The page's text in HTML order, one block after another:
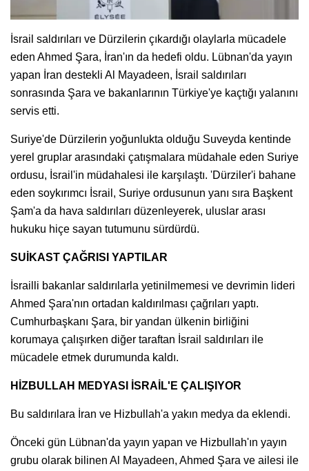
İsrail saldırıları ve Dürzilerin çıkardığı olaylarla mücadele
eden Ahmed Şara, İran'ın da hedefi oldu. Lübnan'da yayın
yapan İran destekli Al Mayadeen, İsrail saldırıları
sonrasında Şara ve bakanlarının Türkiye'ye kaçtığı yalanını
servis etti.
Suriye'de Dürzilerin yoğunlukta olduğu Suveyda kentinde
yerel gruplar arasındaki çatışmalara müdahale eden Suriye
ordusu, İsrail'in müdahalesi ile karşılaştı. 'Dürziler'i bahane
eden soykırımcı İsrail, Suriye ordusunun yanı sıra Başkent
Şam'a da hava saldırıları düzenleyerek, uluslar arası
hukuku hiçe sayan tutumunu sürdürdü.
SUİKAST ÇAĞRISI YAPTILAR
İsrailli bakanlar saldırılarla yetinilmemesi ve devrimin lideri
Ahmed Şara'nın ortadan kaldırılması çağrıları yaptı.
Cumhurbaşkanı Şara, bir yandan ülkenin birliğini
korumaya çalışırken diğer taraftan İsrail saldırıları ile
mücadele etmek durumunda kaldı.
HİZBULLAH MEDYASI İSRAİL'E ÇALIŞIYOR
Bu saldırılara İran ve Hizbullah'a yakın medya da eklendi.
Önceki gün Lübnan'da yayın yapan ve Hizbullah'ın yayın
grubu olarak bilinen Al Mayadeen, Ahmed Şara ve ailesi ile